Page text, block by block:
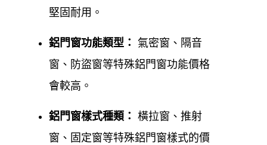
官方LINE ID：
友進行線上估價與諮詢。
營業時間:
週一至週五 08:00-17:00
週六可預約 08:00-17:00
堅固耐用。
鋁門窗功能類型：
氣密窗、隔音
窗、防盜窗等特殊鋁門窗功能價格
會較高。
鋁門窗樣式種類： 橫拉窗、推射
窗、固定窗等特殊鋁門窗樣式的價